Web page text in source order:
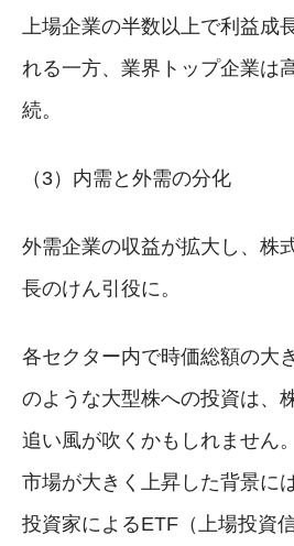
上場企業の半数以上で利益成
れる一方、業界トップ企業は
続。
（3）内需と外需の分化
外需企業の収益が拡大し、株
長のけん引役に。
各セクター内で時価総額の大
のような大型株への投資は、
追い風が吹くかもしれません
市場が大きく上昇した背景に
投資家によるETF（上場投資